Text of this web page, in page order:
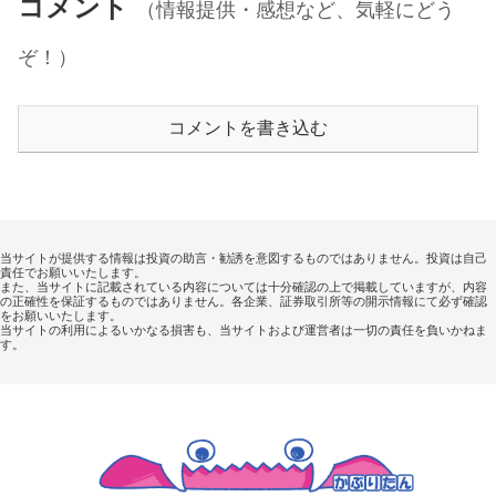
コメント
（情報提供・感想など、気軽にどう
ぞ！）
コメントを書き込む
当サイトが提供する情報は投資の助言・勧誘を意図するものではありません。投資は自己
責任でお願いいたします。
また、当サイトに記載されている内容については十分確認の上で掲載していますが、内容
の正確性を保証するものではありません。各企業、証券取引所等の開示情報にて必ず確認
をお願いいたします。
当サイトの利用によるいかなる損害も、当サイトおよび運営者は一切の責任を負いかねま
す。